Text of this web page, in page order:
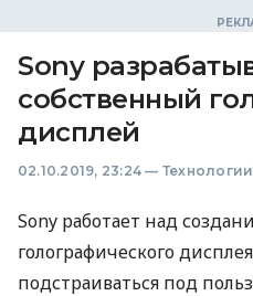
Sony
собственный
дисплей
02.10.2019, 23:24 —
Sony работает над
голографического
подстраиваться под